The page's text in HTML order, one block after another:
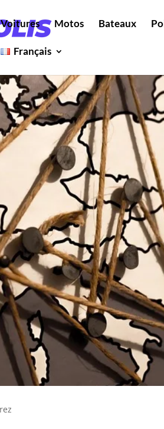
Voitures Motos Bateaux
Français